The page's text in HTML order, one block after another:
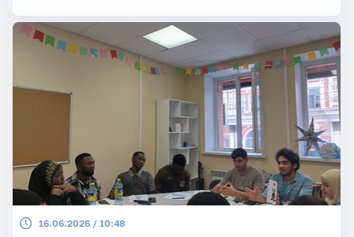
16.06.2026 / 10:48